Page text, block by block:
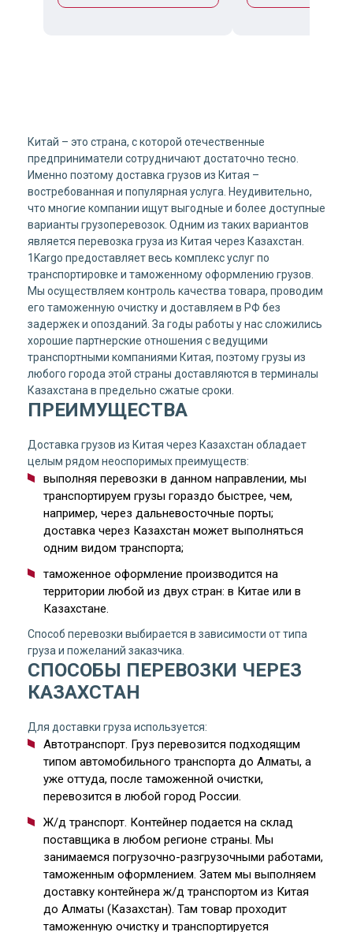
Китай – это страна, с которой отечественные
предприниматели сотрудничают достаточно тесно.
Именно поэтому доставка грузов из Китая –
востребованная и популярная услуга. Неудивительно,
что многие компании ищут выгодные и более доступные
варианты грузоперевозок. Одним из таких вариантов
является перевозка груза из Китая через Казахстан.
1Kargo предоставляет весь комплекс услуг по
транспортировке и таможенному оформлению грузов.
Мы осуществляем контроль качества товара, проводим
его таможенную очистку и доставляем в РФ без
задержек и опозданий. За годы работы у нас сложились
хорошие партнерские отношения с ведущими
транспортными компаниями Китая, поэтому грузы из
любого города этой страны доставляются в терминалы
Казахстана в предельно сжатые сроки.
ПРЕИМУЩЕСТВА
Доставка грузов из Китая через Казахстан обладает
целым рядом неоспоримых преимуществ:
выполняя перевозки в данном направлении, мы
транспортируем грузы гораздо быстрее, чем,
например, через дальневосточные порты;
доставка через Казахстан может выполняться
одним видом транспорта;
таможенное оформление производится на
территории любой из двух стран: в Китае или в
Казахстане.
Способ перевозки выбирается в зависимости от типа
груза и пожеланий заказчика.
СПОСОБЫ ПЕРЕВОЗКИ ЧЕРЕЗ
КАЗАХСТАН
Для доставки груза используется:
Автотранспорт. Груз перевозится подходящим
типом автомобильного транспорта до Алматы, а
уже оттуда, после таможенной очистки,
перевозится в любой город России.
Ж/д транспорт. Контейнер подается на склад
поставщика в любом регионе страны. Мы
занимаемся погрузочно-разгрузочными работами,
таможенным оформлением. Затем мы выполняем
доставку контейнера ж/д транспортом из Китая
до Алматы (Казахстан). Там товар проходит
таможенную очистку и транспортируется